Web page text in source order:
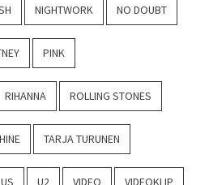
NIGHTWORK NO DOUBT
PINK
RIHANNA ROLLING STONES
TARJA TURUNEN
U2 VIDEO VIDEOKLIP